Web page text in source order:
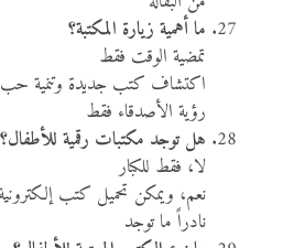
ما أهمية زيارة المكتبة؟
تمضية الوقت فقط
اكتشاف كتب جديدة وتنمية حب
رؤية الأصدقاء فقط
هل توجد مكتبات رقمية للأطفال؟
لا، فقط للكبار
نعم، ويمكن تحميل كتب
نادراً ما توجد